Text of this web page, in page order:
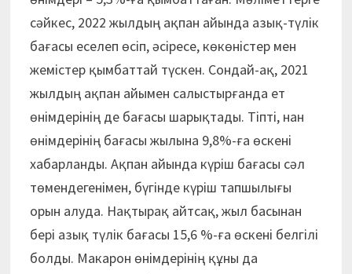
сәйкес, 2022 жылдың ақпан айында азық-түлік
бағасы еселеп өсіп, әсіресе, көкөністер мен
жемістер қымбаттай түскен. Сондай-ақ, 2021
жылдың ақпан айымен салыстырғанда ет
өнімдерінің де бағасы шарықтады. Тіпті, нан
өнімдерінің бағасы жылына 9,8%-ға өскені
хабарланды. Ақпан айында күріш бағасы сәл
төмендегенімен, бүгінде күріш тапшылығы
орын алуда. Нақтырақ айтсақ, жыл басынан
бері азық түлік бағасы 15,6 %-ға өскені белгілі
болды. Макарон өнімдерінің құны да